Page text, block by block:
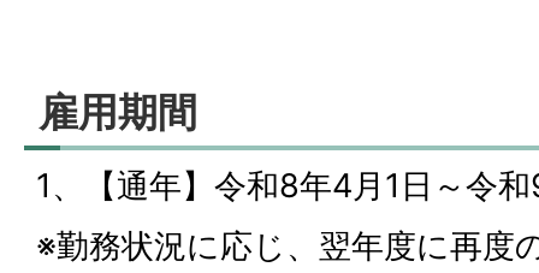
雇用期間
1、【通年】令和8年4月1日～令
※勤務状況に応じ、翌年度に再度